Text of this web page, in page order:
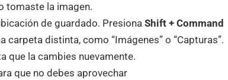
tomaste la imagen.
de guardado. PresionaShift + Command
carpeta distinta, como “Imágenes” o “Capturas”.
que la cambies nuevamente.
que no debes aprovechar